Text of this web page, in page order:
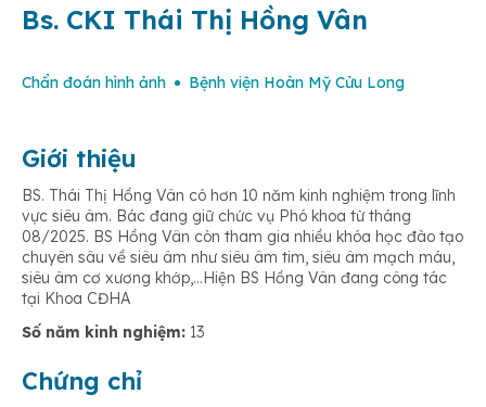
Bs. CKI Thái Thị Hồng Vân
Chẩn đoán hình ảnh Bệnh viện Hoàn Mỹ Cửu Long
Giới thiệu
BS. Thái Thị Hồng Vân có hơn 10 năm kinh nghiệm trong lĩnh
vực siêu âm. Bác đang giữ chức vụ Phó khoa từ tháng
08/2025. BS Hồng Vân còn tham gia nhiều khóa học đào tạo
chuyên sâu về siêu âm như siêu âm tim, siêu âm mạch máu,
siêu âm cơ xương khớp,…Hiện BS Hồng Vân đang công tác
tại Khoa CĐHA
Số năm kinh nghiệm: 13
Chứng chỉ